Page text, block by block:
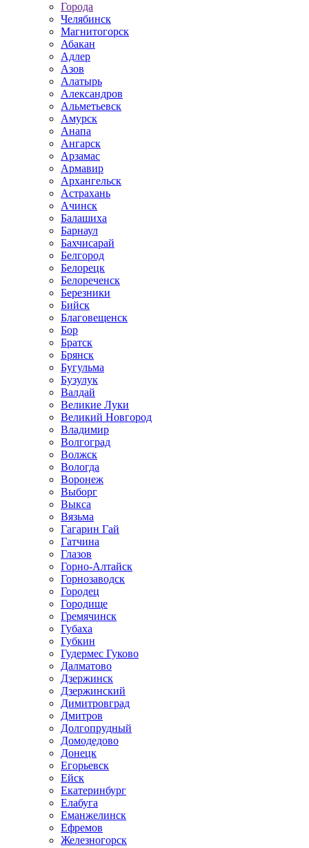
Города
Челябинск
Магнитогорск
Абакан
Адлер
Азов
Алатырь
Александров
Альметьевск
Амурск
Анапа
Ангарск
Арзамас
Армавир
Архангельск
Астрахань
Ачинск
Балашиха
Барнаул
Бахчисарай
Белгород
Белорецк
Белореченск
Березники
Бийск
Благовещенск
Бор
Братск
Брянск
Бугульма
Бузулук
Валдай
Великие Луки
Великий Новгород
Владимир
Волгоград
Волжск
Вологда
Воронеж
Выборг
Выкса
Вязьма
Гагарин Гай
Гатчина
Глазов
Горно-Алтайск
Горнозаводск
Городец
Городище
Гремячинск
Губаха
Губкин
Гудермес Гуково
Далматово
Дзержинск
Дзержинский
Димитровград
Дмитров
Долгопрудный
Домодедово
Донецк
Егорьевск
Ейск
Екатеринбург
Елабуга
Еманжелинск
Ефремов
Железногорск